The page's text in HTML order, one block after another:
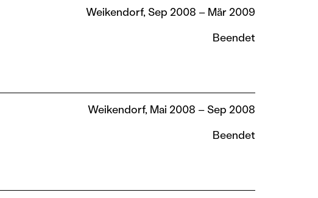
Weikendorf, Sep 2008 – Mär 2009
Beendet
Weikendorf, Mai 2008 – Sep 2008
Beendet